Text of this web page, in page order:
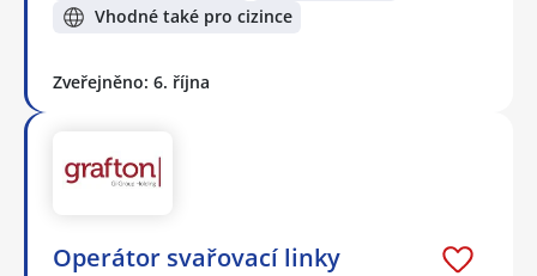
Vhodné také pro cizince
Zveřejněno: 6. října
Operátor svařovací linky